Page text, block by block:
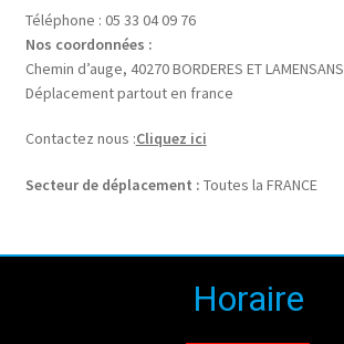
Téléphone : 05 33 04 09 76
Nos coordonnées :
Chemin d’auge, 40270 BORDERES ET LAMENSANS
Déplacement partout en france
Contactez nous :Cliquez ici
Secteur de déplacement : Toutes la FRANCE
Horaire